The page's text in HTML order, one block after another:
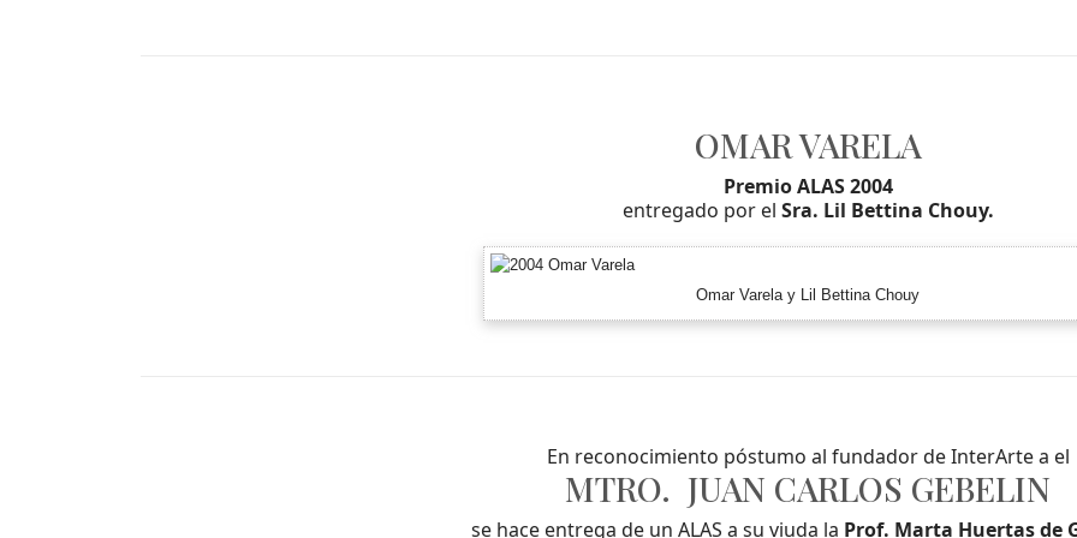
OMAR VARELA
Premio ALAS 2004
entregado por el Sra. Lil Bettina Chouy.
Omar Varela y Lil Bettina Chouy
En reconocimiento póstumo al fundador de InterArte a el
MTRO. JUAN CARLOS GEBELIN
se hace entrega de un ALAS a su viuda la Prof. Marta Huertas de